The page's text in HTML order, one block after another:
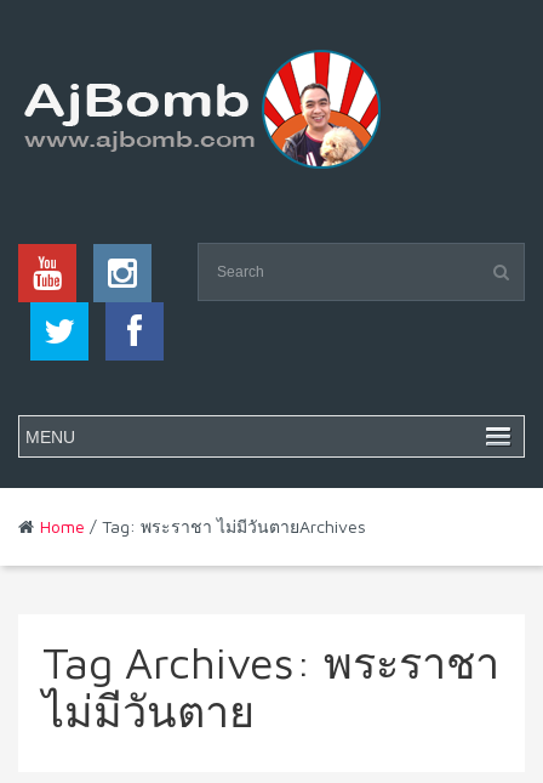
Home / Tag: พระราชา ไม่มีวันตายArchives
Tag Archives: พระราชา
ไม่มีวันตาย